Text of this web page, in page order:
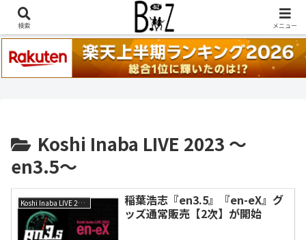
稲葉浩志『en-Zepp』『enⅣ』セトリ一覧はこちら
Koshi Inaba LIVE 2023 〜
en3.5〜
Koshi Inaba LIVE 2023 〜en3.5〜
稲葉浩志『en3.5』『en-eX』グ
ッズ通常販売【2次】が開始
検索 メニュー